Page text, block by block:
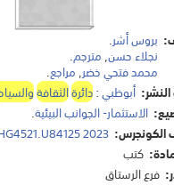
بروس أشر.
نجلاء حسن, مترجم.
محمد فتحي خضر, مراجع.
النشر: أبوظبي:دائرةالثقافة
الاستثمار- الجوانب البيئية.
الكونجرس: 2023
كتب
فرع الرستاق